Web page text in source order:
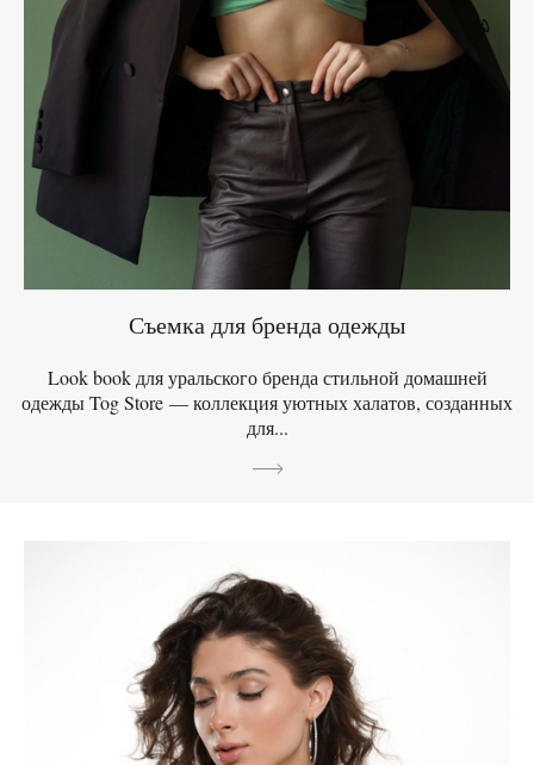
Съемка для бренда одежды
Look book для уральского бренда стильной домашней
одежды Tog Store — коллекция уютных халатов, созданных
для...